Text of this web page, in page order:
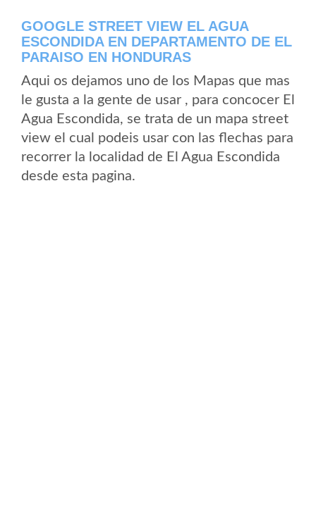
GOOGLE STREET VIEW EL AGUA
ESCONDIDA EN DEPARTAMENTO DE EL
PARAISO EN HONDURAS
Aqui os dejamos uno de los Mapas que mas
le gusta a la gente de usar , para concocer El
Agua Escondida, se trata de un mapa street
view el cual podeis usar con las flechas para
recorrer la localidad de El Agua Escondida
desde esta pagina.